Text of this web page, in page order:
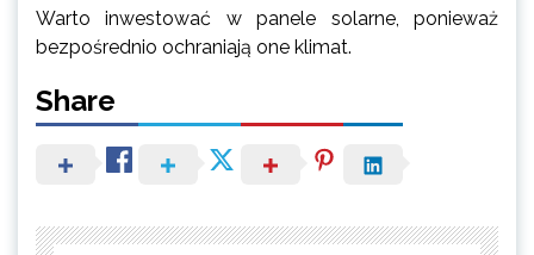
Warto inwestować w panele solarne, ponieważ
bezpośrednio ochraniają one klimat.
Share